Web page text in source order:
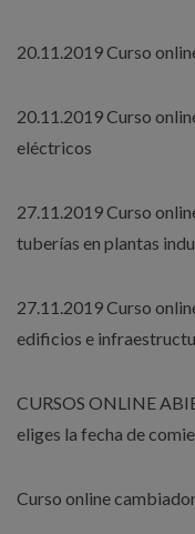
20.11.2019 Curso
20.11.2019 Curso
eléctricos
27.11.2019 Curso
tuberías en plantas
27.11.2019 Curso
edificios e
CURSOS ONLINE
eliges la fecha de
Curso online